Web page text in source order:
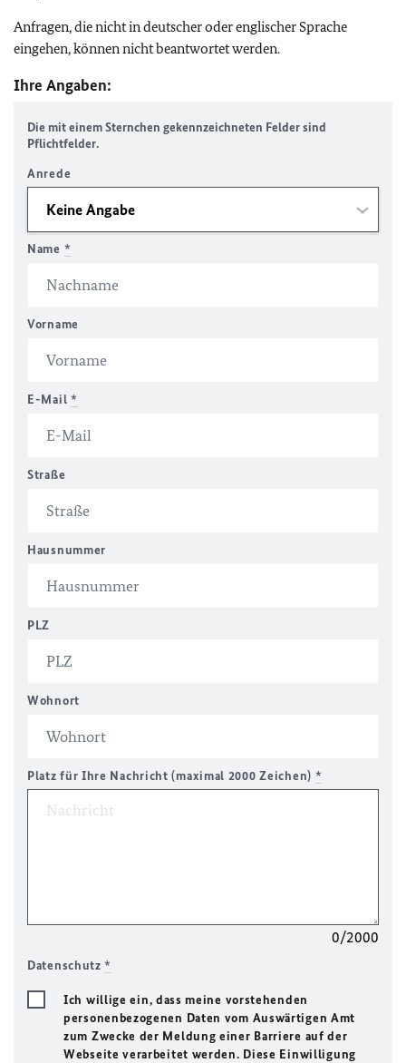
Anfragen, die nicht in deutscher oder englischer Sprache
eingehen, können nicht beantwortet werden.
Ihre Angaben:
Die mit einem Sternchen gekennzeichneten Felder sind
Pflichtfelder.
Anrede
Name *
Vorname
E-Mail *
Straße
Hausnummer
PLZ
Wohnort
Platz für Ihre Nachricht (maximal 2000 Zeichen) *
0/2000
Datenschutz*
Ich willige ein, dass meine vorstehenden
personenbezogenen Daten vom Auswärtigen Amt
zum Zwecke der Meldung einer Barriere auf der
Webseite verarbeitet werden. Diese Einwilligung